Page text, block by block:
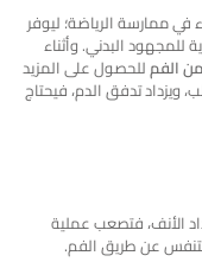
في ممارسة الرياضة؛ ليوفر
للمجهود البدني. وأثناء
الفمللحصول على المزيد
ويزداد تدفق الدم، فيحتاج
الأنف، فتصعب عملية
عن طريق الفم.